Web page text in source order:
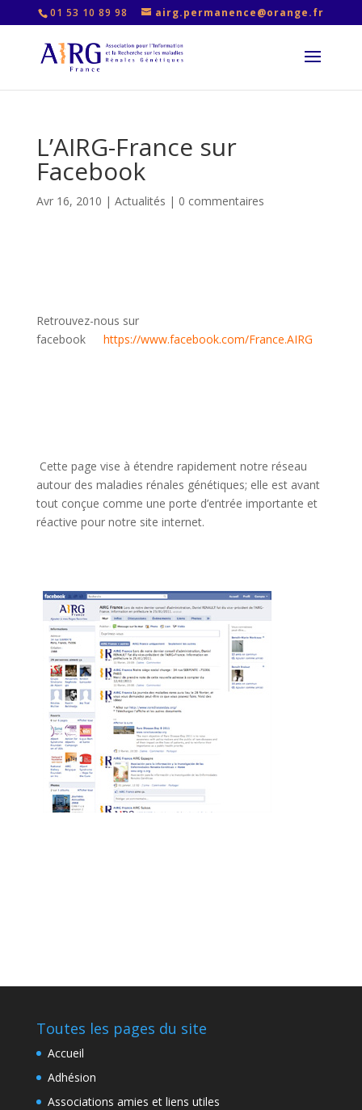
01 53 10 89 98 airg.permanence@orange.fr
L’AIRG-France sur
Facebook
Avr 16, 2010 | Actualités | 0 commentaires
Retrouvez-nous sur
facebook
https://www.facebook.com/France.AIRG
Cette page vise à étendre rapidement notre réseau
autour des maladies rénales génétiques; elle est avant
tout conçue comme une porte d’entrée importante et
réactive pour notre site internet.
Toutes les pages du site
Accueil
Adhésion
Associations amies et liens utiles